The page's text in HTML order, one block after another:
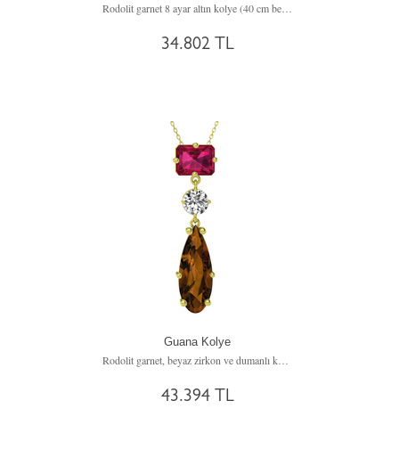
Rodolit garnet 8 ayar altın kolye (40 cm beyaz altın rolo zincir)
34.802 TL
Guana Kolye
Rodolit garnet, beyaz zirkon ve dumanlı kuvars 8 ayar altın kolye (40 cm altın rolo zincir)
43.394 TL